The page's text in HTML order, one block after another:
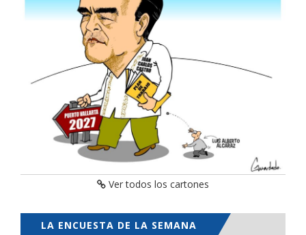
Ver todos los cartones
LA ENCUESTA DE LA SEMANA